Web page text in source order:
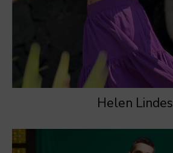
Helen Lindes